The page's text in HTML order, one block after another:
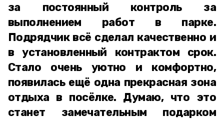
за постоянный контроль за
выполнением работ в парке.
Подрядчик всё сделал качественно и
в установленный контрактом срок.
Стало очень уютно и комфортно,
появилась ещё одна прекрасная зона
отдыха в посёлке. Думаю, что это
станет замечательным подарком